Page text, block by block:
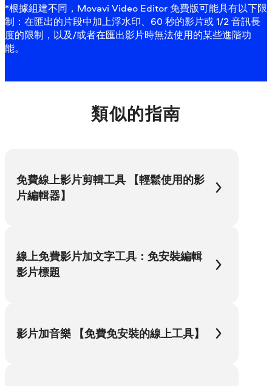
*根據組建不同，Movavi Video Editor 免費版可能具有以下限
制：在匯出的片段中加上浮水印、60 秒的影片或 1/2 音訊長
度的限制，以及/或者在匯出影片時無法使用的某些進階功
能。
類似的指南
免費線上影片剪輯工具 【輕鬆使用的影
片編輯器】
線上免費影片加文字工具：免安裝編輯
影片標題
影片加音樂 【免費免安裝的線上工具】